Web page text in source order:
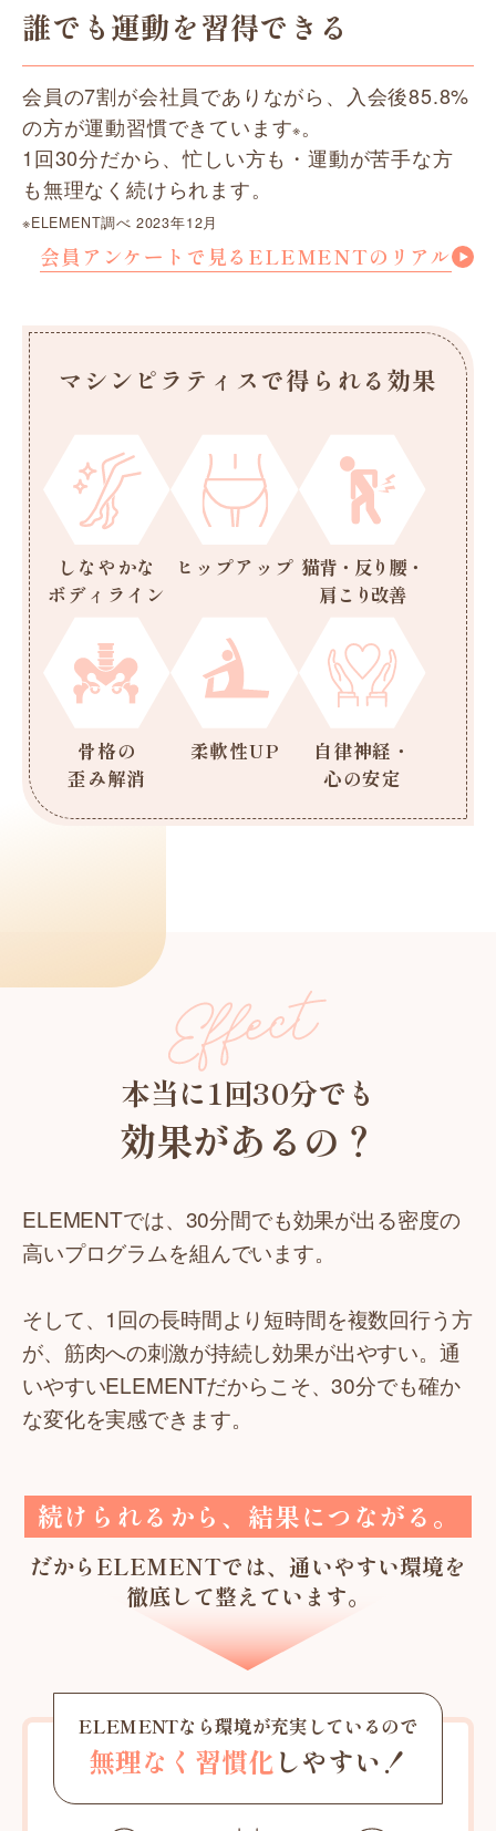
誰でも運動を習得できる
会員の7割が会社員でありながら、入会後85.8%
の方が運動習慣できています※。
1回30分だから、忙しい方も・運動が苦手な方
も無理なく続けられます。
※ELEMENT調べ 2023年12月
会員アンケートで見るELEMENTのリアル
マシンピラティスで得られる効果
しなやかな
ボディライン
ヒップアップ 猫背・反り腰・
肩こり改善
骨格の
歪み解消
柔軟性UP
自律神経・
心の安定
本当に1回30分でも
効果があるの？
ELEMENTでは、30分間でも効果が出る密度の
高いプログラムを組んでいます。
そして、1回の長時間より短時間を複数回行う方
が、筋肉への刺激が持続し効果が出やすい。通
いやすいELEMENTだからこそ、30分でも確か
な変化を実感できます。
続けられるから、結果につながる。
だからELEMENTでは、通いやすい環境を
徹底して整えています。
ELEMENTなら環境が充実しているので
無理なく習慣化 しやすい！